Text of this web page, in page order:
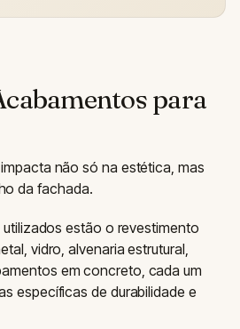
para
não só na estética, mas
da fachada.
utilizados estão o revestimento
vidro, alvenaria estrutural,
em concreto, cada um
específicas de durabilidade e